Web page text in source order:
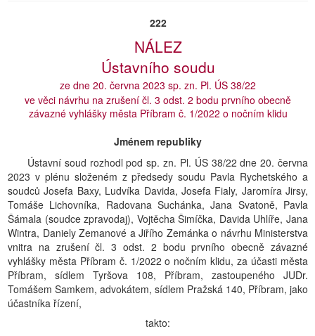
222
NÁLEZ
Ústavního soudu
ze dne 20. června 2023 sp. zn. Pl. ÚS 38/22
ve věci návrhu na zrušení čl. 3 odst. 2 bodu prvního obecně
závazné vyhlášky města Příbram č. 1/2022 o nočním klidu
Jménem republiky
Ústavní soud rozhodl pod sp. zn. Pl. ÚS 38/22 dne 20. června
2023 v plénu složeném z předsedy soudu Pavla Rychetského a
soudců Josefa Baxy, Ludvíka Davida, Josefa Fialy, Jaromíra Jirsy,
Tomáše Lichovníka, Radovana Suchánka, Jana Svatoně, Pavla
Šámala (soudce zpravodaj), Vojtěcha Šimíčka, Davida Uhlíře, Jana
Wintra, Daniely Zemanové a Jiřího Zemánka o návrhu Ministerstva
vnitra na zrušení čl. 3 odst. 2 bodu prvního obecně závazné
vyhlášky města Příbram č. 1/2022 o nočním klidu, za účasti města
Příbram, sídlem Tyršova 108, Příbram, zastoupeného JUDr.
Tomášem Samkem, advokátem, sídlem Pražská 140, Příbram, jako
účastníka řízení,
takto: